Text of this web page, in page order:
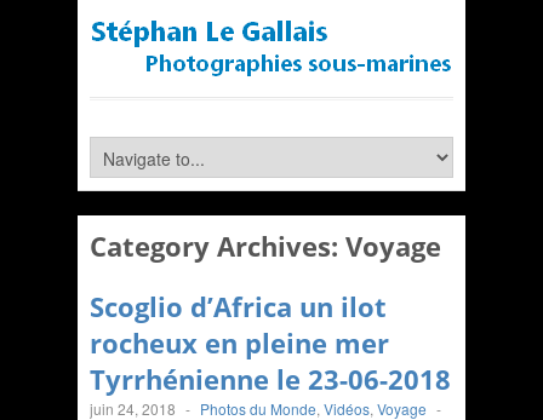
Category Archives: Voyage
Scoglio d’Africa un ilot
rocheux en pleine mer
Tyrrhénienne le 23-06-2018
juin 24, 2018 - Photos du Monde, Vidéos, Voyage -